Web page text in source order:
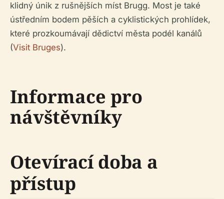
klidný únik z rušnějších míst Brugg. Most je také
ústředním bodem pěších a cyklistických prohlídek,
které prozkoumávají dědictví města podél kanálů
(Visit Bruges).
Informace pro
návštěvníky
Otevírací doba a
přístup